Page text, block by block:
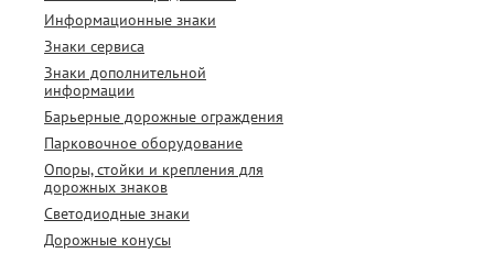
Информационные знаки
Знаки сервиса
Знаки дополнительной
информации
Барьерные дорожные ограждения
Парковочное оборудование
Опоры, стойки и крепления для
дорожных знаков
Светодиодные знаки
Дорожные конусы